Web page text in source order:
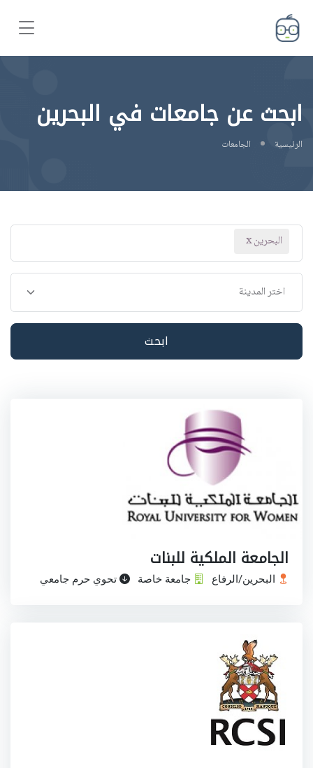
ابحث عن جامعات في البحرين
الرئيسية الجامعات
البحرين
ابحث
الجامعة الملكية للبنات
البحرين/الرفاع جامعة خاصة تحوي حرم جامعي